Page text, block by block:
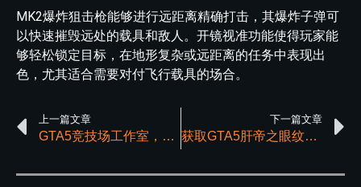
MK2爆炸狙击枪能够进行远距离精确打击，其爆炸子弹可
以快速摧毁远处的载具和敌人。开镜视准功能使得玩家能
够轻松锁定目标，在地形复杂或远距离的任务中表现出
色，尤其适合需要对付飞行载具的场合。
上一篇文章
GTA5竞技场工作室，载具改装与解析指南
下一篇文章
获取GTA5肝帝之眼纹身的详细解析及步骤